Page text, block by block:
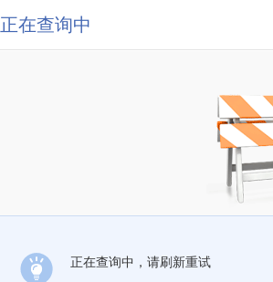
正在查询中
正在查询中，请刷新重试